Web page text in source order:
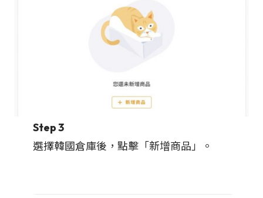
Step 3
選擇韓國倉庫後，點擊「新增商品」。